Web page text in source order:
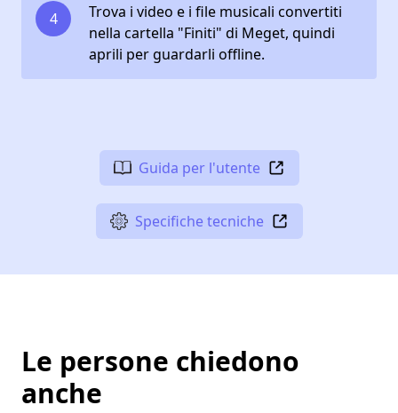
4
Trova i video e i file musicali convertiti
nella cartella "Finiti" di Meget, quindi
aprili per guardarli offline.
Guida per l'utente
Specifiche tecniche
Le persone chiedono
anche